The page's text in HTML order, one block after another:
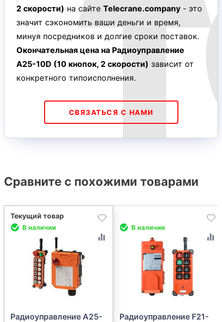
2 скорости) на сайте Telecrane.company - это
значит сэкономить ваши деньги и время,
минуя посредников и долгие сроки поставок.
Окончательная цена на Радиоуправление
A25-10D (10 кнопок, 2 скорости) зависит от
конкретного типоисполнения.
СВЯЗАТЬСЯ С НАМИ
Сравните с похожими товарами
Радиоуправление A25-
В наличии
Радиоуправление F21-
В наличии